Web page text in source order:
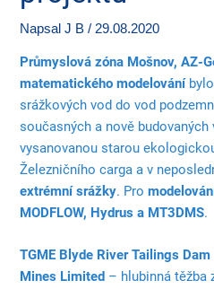
NapsalJ B/ 29.08.2020
Průmyslová zóna Mošnov, AZ-
matematického modelování
srážkových vod do vod
současných a nově
vysanovanou starou
Železničního carga a v
extrémní srážky. Pro
MODFLOW, Hydrus a MT3DMS.
TGME Blyde River Tailings
Mines Limited – hlubinná těžba